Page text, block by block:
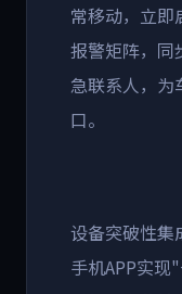
常移动，立即
报警矩阵，同
急联系人，为
口。
设备突破性集
手机APP实现"